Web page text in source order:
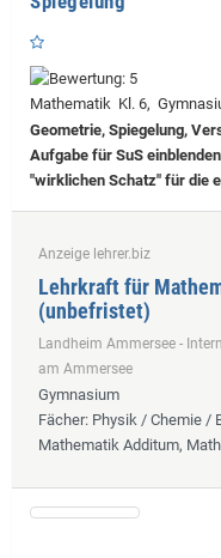
Mathematik Kl. 6,
Geometrie, Spiegelung,
Aufgabe für SuS
"wirklichen Schatz" für die
Anzeige lehrer.biz
Lehrkraft für
(unbefristet)
Landheim Ammersee -
am Ammersee
Gymnasium
Fächer: Physik / Chemie /
Mathematik Additum,